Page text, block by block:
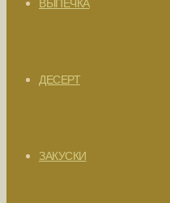
ВЫПЕЧКА
ДЕСЕРТ
ЗАКУСКИ